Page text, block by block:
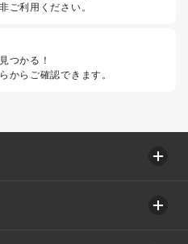
ご利用ください。
つかる！
からご確認できます。